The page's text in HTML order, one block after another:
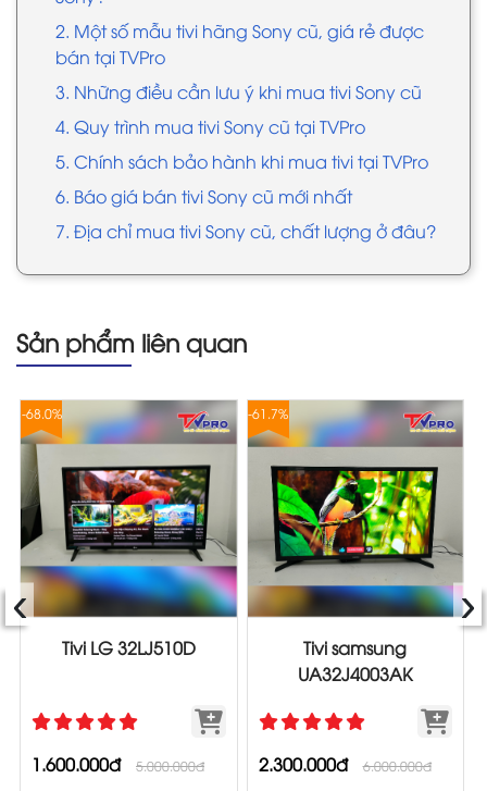
2. Một số mẫu tivi hãng Sony cũ, giá rẻ được
bán tại TVPro
3. Những điều cần lưu ý khi mua tivi Sony cũ
4. Quy trình mua tivi Sony cũ tại TVPro
5. Chính sách bảo hành khi mua tivi tại TVPro
6. Báo giá bán tivi Sony cũ mới nhất
7. Địa chỉ mua tivi Sony cũ, chất lượng ở đâu?
Sản phẩm liên quan
-68.0%
Tivi LG 32LJ510D
1.600.000đ 5.000.000đ
-61.7%
Tivi samsung
UA32J4003AK
2.300.000đ 6.000.000đ
‹ ›